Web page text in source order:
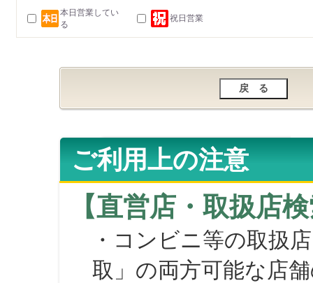
本日営業してい
る
祝日営業
ご利用上の注意
【直営店・取扱店
・コンビニ等の取扱
取」の両方可能な店